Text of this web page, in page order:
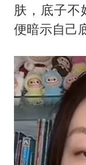
肤，底子不
便暗示自己